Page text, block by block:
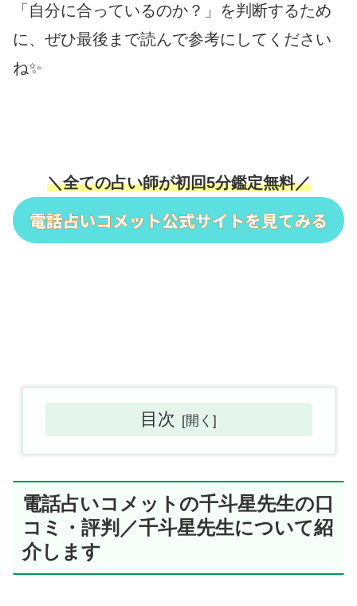
「自分に合っているのか？」を判断するため
に、ぜひ最後まで読んで参考にしてください
ね✨
＼全ての占い師が初回5分鑑定無料／
目次
電話占いコメットの千斗星先生の口
コミ・評判／千斗星先生について紹
介します